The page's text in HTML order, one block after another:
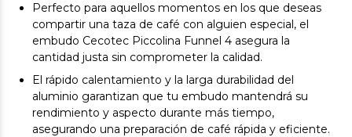
Perfecto para aquellos momentos en los que deseas
compartir una taza de café con alguien especial, el
embudo Cecotec Piccolina Funnel 4 asegura la
cantidad justa sin comprometer la calidad.
El rápido calentamiento y la larga durabilidad del
aluminio garantizan que tu embudo mantendrá su
rendimiento y aspecto durante más tiempo,
asegurando una preparación de café rápida y eficiente.